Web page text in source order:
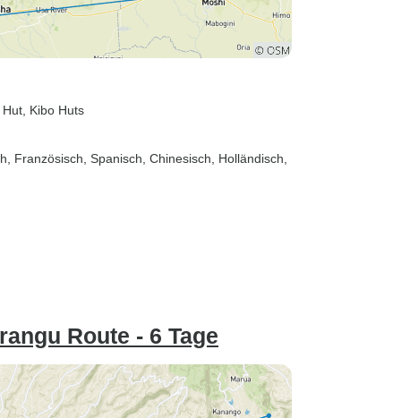
, Kibo Huts
Französisch, Spanisch, Chinesisch, Holländisch,
Route - 6 Tage